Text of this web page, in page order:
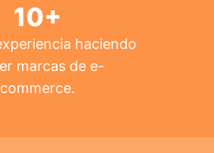
10+
haciendo
marcas de e-
commerce.